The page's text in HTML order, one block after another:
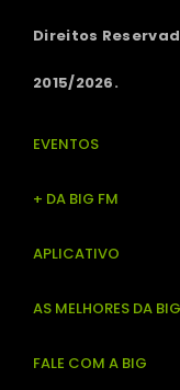
Direitos
2015/2026.
EVENTOS
+ DA BIG FM
APLICATIVO
AS MELHORES DA
FALE COM A BIG